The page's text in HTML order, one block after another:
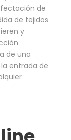
de
de tejidos
y
de una
entrada de